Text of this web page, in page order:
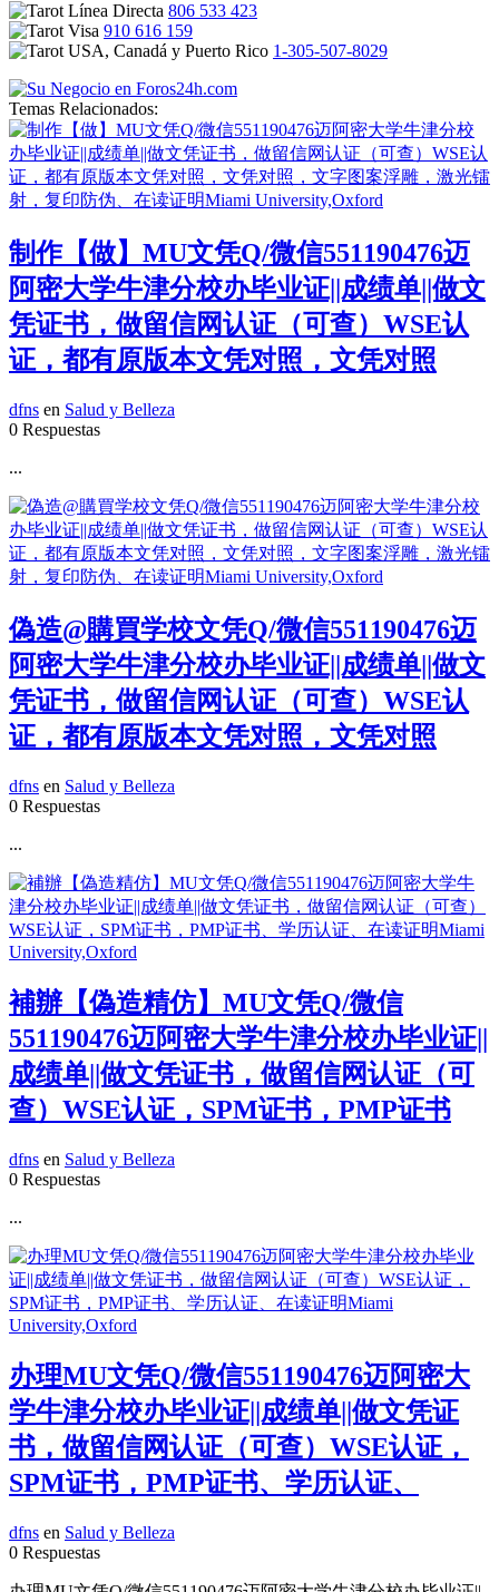
806 533 423
910 616 159
1-305-507-8029
Temas Relacionados:
制作【做】MU文凭Q/微信551190476迈
阿密大学牛津分校办毕业证||成绩单||做文
凭证书，做留信网认证（可查）WSE认
证，都有原版本文凭对照，文凭对照
dfns en Salud y Belleza
0 Respuestas
...
偽造@購買学校文凭Q/微信551190476迈
阿密大学牛津分校办毕业证||成绩单||做文
凭证书，做留信网认证（可查）WSE认
证，都有原版本文凭对照，文凭对照
dfns en Salud y Belleza
0 Respuestas
...
補辦【偽造精仿】MU文凭Q/微信
551190476迈阿密大学牛津分校办毕业证||
成绩单||做文凭证书，做留信网认证（可
查）WSE认证，SPM证书，PMP证书
dfns en Salud y Belleza
0 Respuestas
...
办理MU文凭Q/微信551190476迈阿密大
学牛津分校办毕业证||成绩单||做文凭证
书，做留信网认证（可查）WSE认证，
SPM证书，PMP证书、学历认证、
dfns en Salud y Belleza
0 Respuestas